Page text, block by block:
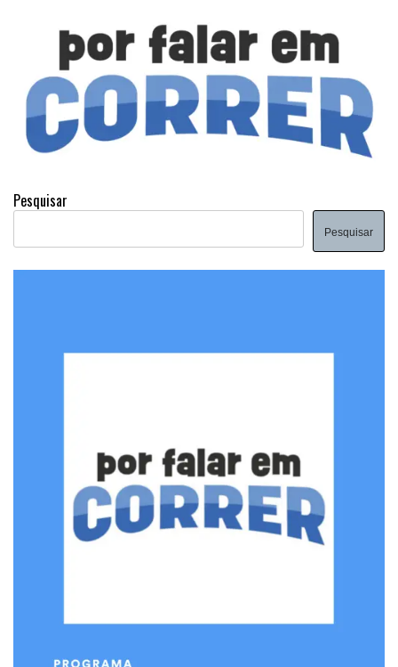
Pesquisar
Pesquisar